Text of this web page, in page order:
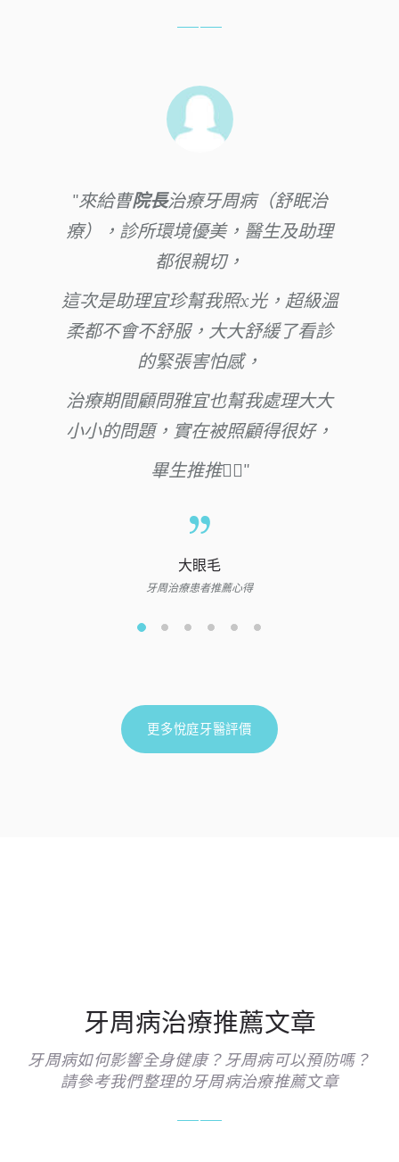
來給曹院長治療牙周病（舒眠治
療），診所環境優美，醫生及助理
都很親切，
這次是助理宜珍幫我照x光，超級溫
柔都不會不舒服，大大舒緩了看診
的緊張害怕感，
治療期間顧問雅宜也幫我處理大大
小小的問題，實在被照顧得很好，
畢生推推👍🏻
大眼毛
牙周治療患者推薦心得
更多悅庭牙醫評價
牙周病治療推薦文章
牙周病如何影響全身健康？牙周病可以預防嗎？
請參考我們整理的牙周病治療推薦文章